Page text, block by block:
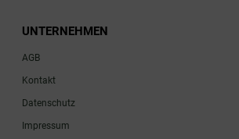
UNTERNEHMEN
AGB
Kontakt
Datenschutz
Impressum